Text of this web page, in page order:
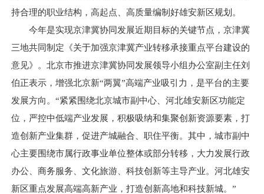
持合理的职业结构，高起点、高质量编制好雄安新区规划。
今年是实现京津冀协同发展近期目标的关键节点，京津冀
三地共同制定《关于加强京津冀产业转移承接重点平台建设的
意见》。北京市推进京津冀协同发展领导小组办公室副主任刘
伯正表示，增强北京新“两翼”高端产业吸引力，是平台的主要
发展方向。“紧紧围绕北京城市副中心、河北雄安新区功能定
位，严控中低端产业发展，积极吸纳和集聚创新资源要素，打
造创新产业集群，促进产城融合、职住平衡。其中，城市副中
心主要围绕市属行政事业单位整体或部分转移，大力发展行政
办公、商务服务、文化旅游、科技创新等主导产业。河北雄安
新区重点发展高端高新产业，打造创新高地和科技新城。”